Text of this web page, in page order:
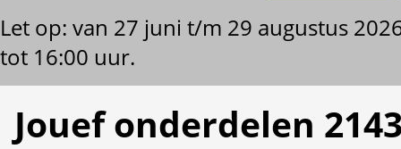
Let op: van 27 juni t/m 29 augustus
tot 16:00 uur.
Jouef onderdelen